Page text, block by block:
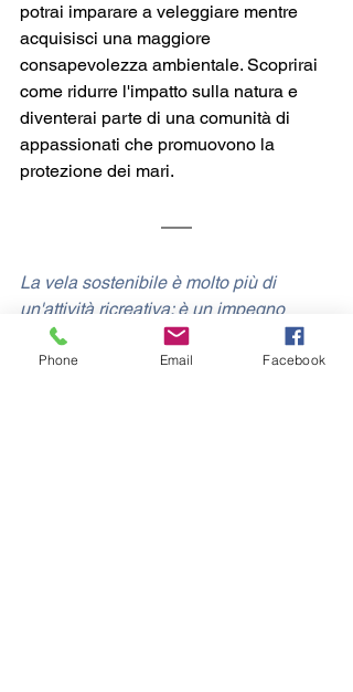
potrai imparare a veleggiare mentre
acquisisci una maggiore
consapevolezza ambientale. Scoprirai
come ridurre l'impatto sulla natura e
diventerai parte di una comunità di
appassionati che promuovono la
protezione dei mari.
La vela sostenibile è molto più di
un'attività ricreativa: è un impegno
verso un futuro migliore per il nostro
pianeta. Scegli di navigare nell'armonia
Phone Email Facebook